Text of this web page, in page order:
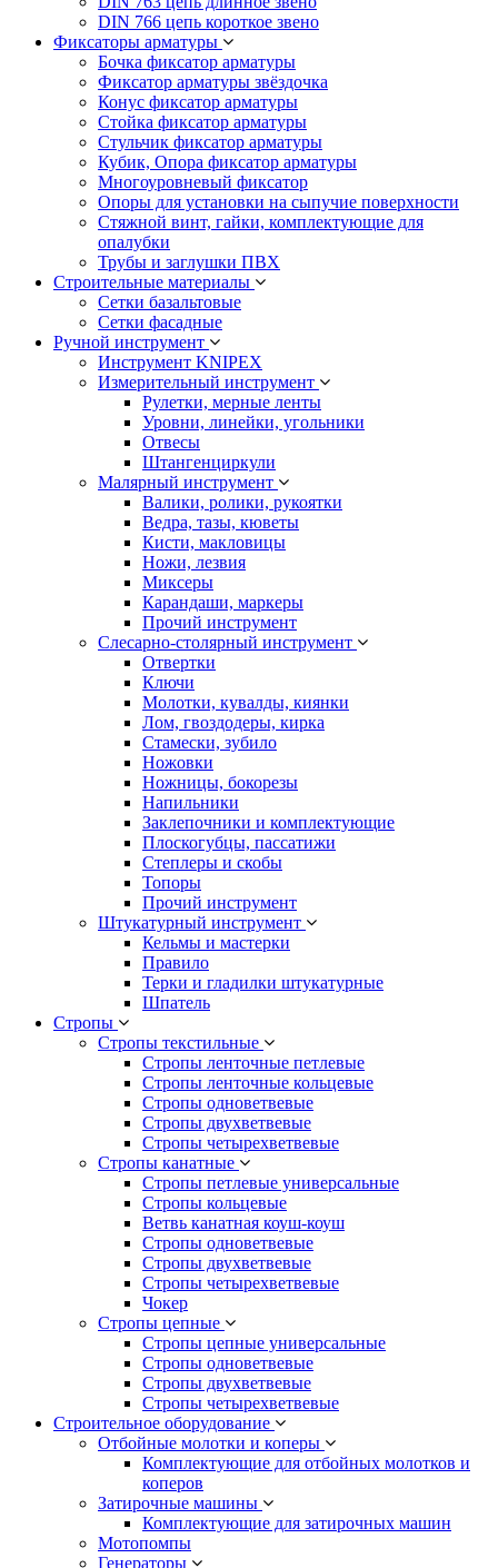
DIN 766 цепь короткое звено
Фиксаторы арматуры
Бочка фиксатор арматуры
Фиксатор арматуры звёздочка
Конус фиксатор арматуры
Стойка фиксатор арматуры
Стульчик фиксатор арматуры
Кубик, Опора фиксатор арматуры
Многоуровневый фиксатор
Опоры для установки на сыпучие поверхности
Стяжной винт, гайки, комплектующие для
опалубки
Трубы и заглушки ПВХ
Строительные материалы
Сетки базальтовые
Сетки фасадные
Ручной инструмент
Инструмент KNIPEX
Измерительный инструмент
Рулетки, мерные ленты
Уровни, линейки, угольники
Отвесы
Штангенциркули
Малярный инструмент
Валики, ролики, рукоятки
Ведра, тазы, кюветы
Кисти, макловицы
Ножи, лезвия
Миксеры
Карандаши, маркеры
Прочий инструмент
Слесарно-столярный инструмент
Отвертки
Ключи
Молотки, кувалды, киянки
Лом, гвоздодеры, кирка
Стамески, зубило
Ножовки
Ножницы, бокорезы
Напильники
Заклепочники и комплектующие
Плоскогубцы, пассатижи
Степлеры и скобы
Топоры
Прочий инструмент
Штукатурный инструмент
Кельмы и мастерки
Правило
Терки и гладилки штукатурные
Шпатель
Стропы
Стропы текстильные
Стропы ленточные петлевые
Стропы ленточные кольцевые
Стропы одноветвевые
Стропы двухветвевые
Стропы четырехветвевые
Стропы канатные
Стропы петлевые универсальные
Стропы кольцевые
Ветвь канатная коуш-коуш
Стропы одноветвевые
Стропы двухветвевые
Стропы четырехветвевые
Чокер
Стропы цепные
Стропы цепные универсальные
Стропы одноветвевые
Стропы двухветвевые
Стропы четырехветвевые
Строительное оборудование
Отбойные молотки и коперы
Комплектующие для отбойных молотков и
коперов
Затирочные машины
Комплектующие для затирочных машин
Мотопомпы
Генераторы